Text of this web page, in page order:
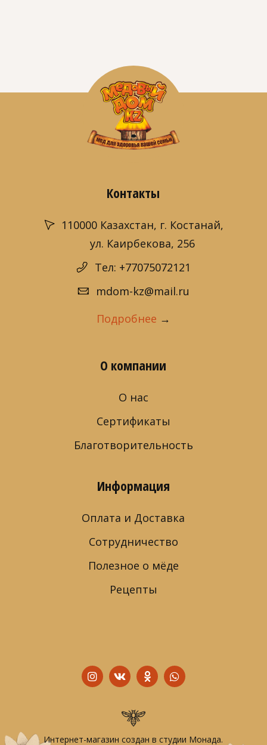
Контакты
110000 Казахстан, г. Костанай,
ул. Каирбекова, 256
Тел: +77075072121
mdom-kz@mail.ru
Подробнее →
О компании
О нас
Сертификаты
Благотворительность
Информация
Оплата и Доставка
Сотрудничество
Полезное о мёде
Рецепты
Интернет-магазин создан в студии Монада.